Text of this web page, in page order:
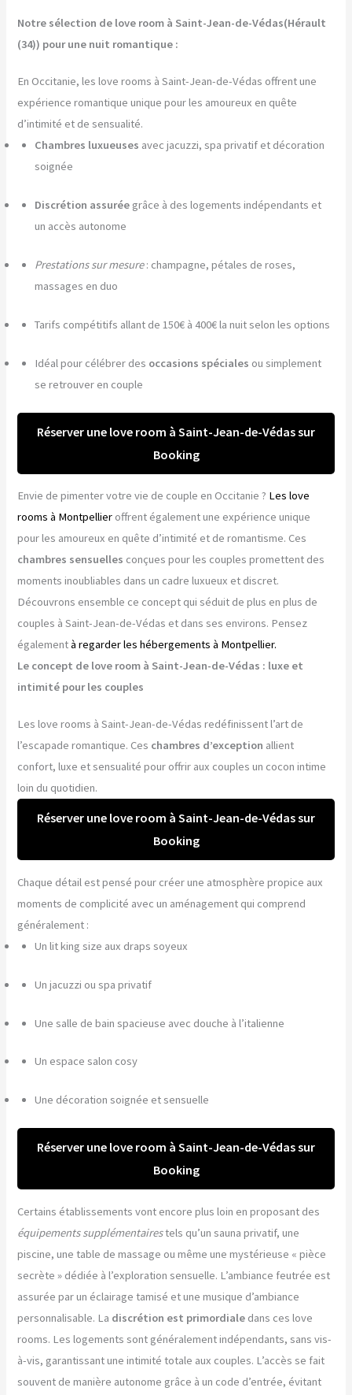
Notre sélection de love room à Saint-Jean-de-Védas(Hérault
(34)) pour une nuit romantique :
En Occitanie, les love rooms à Saint-Jean-de-Védas offrent une
expérience romantique unique pour les amoureux en quête
d’intimité et de sensualité.
Chambres luxueuses avec jacuzzi, spa privatif et décoration
soignée
Discrétion assurée grâce à des logements indépendants et
un accès autonome
Prestations sur mesure: champagne, pétales de roses,
massages en duo
Tarifs compétitifs allant de 150€ à 400€ la nuit selon les options
Idéal pour célébrer des occasions spéciales ou simplement
se retrouver en couple
Réserver une love room à Saint-Jean-de-Védas sur
Booking
Envie de pimenter votre vie de couple en Occitanie ? Les love
rooms à Montpellier offrent également une expérience unique
pour les amoureux en quête d’intimité et de romantisme. Ces
chambres sensuelles conçues pour les couples promettent des
moments inoubliables dans un cadre luxueux et discret.
Découvrons ensemble ce concept qui séduit de plus en plus de
couples à Saint-Jean-de-Védas et dans ses environs. Pensez
égalementà regarder les hébergements à Montpellier.
Le concept de love room à Saint-Jean-de-Védas : luxe et
intimité pour les couples
Les love rooms à Saint-Jean-de-Védas redéfinissent l’art de
l’escapade romantique. Ces chambres d’exception allient
confort, luxe et sensualité pour offrir aux couples un cocon intime
loin du quotidien.
Réserver une love room à Saint-Jean-de-Védas sur
Booking
Chaque détail est pensé pour créer une atmosphère propice aux
moments de complicité avec un aménagement qui comprend
généralement :
Un lit king size aux draps soyeux
Un jacuzzi ou spa privatif
Une salle de bain spacieuse avec douche à l’italienne
Un espace salon cosy
Une décoration soignée et sensuelle
Réserver une love room à Saint-Jean-de-Védas sur
Booking
Certains établissements vont encore plus loin en proposant des
équipements supplémentairestels qu’un sauna privatif, une
piscine, une table de massage ou même une mystérieuse « pièce
secrète » dédiée à l’exploration sensuelle. L’ambiance feutrée est
assurée par un éclairage tamisé et une musique d’ambiance
personnalisable. La discrétion est primordiale dans ces love
rooms. Les logements sont généralement indépendants, sans vis-
à-vis, garantissant une intimité totale aux couples. L’accès se fait
souvent de manière autonome grâce à un code d’entrée, évitant